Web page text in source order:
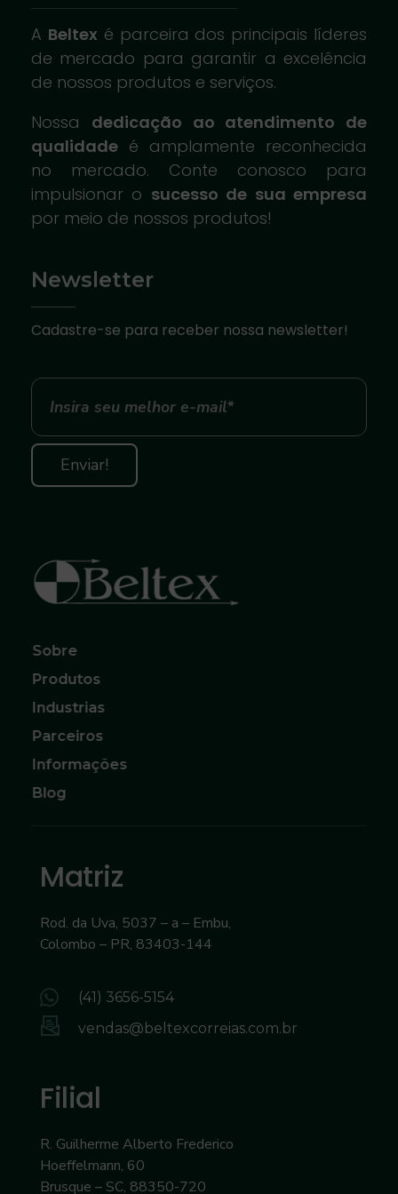
A Beltex é parceira dos principais líderes
de mercado para garantir a excelência
de nossos produtos e serviços.
Nossa dedicação ao atendimento de
qualidade é amplamente reconhecida
no mercado. Conte conosco para
impulsionar o sucesso de sua empresa
por meio de nossos produtos!
Newsletter
Cadastre-se para receber nossa newsletter!
Sobre
Produtos
Industrias
Parceiros
Informações
Blog
Matriz
Rod. da Uva, 5037 – a – Embu,
Colombo – PR, 83403-144
(41) 3656-5154
vendas@beltexcorreias.com.br
Filial
R. Guilherme Alberto Frederico
Hoeffelmann, 60
Brusque – SC, 88350-720